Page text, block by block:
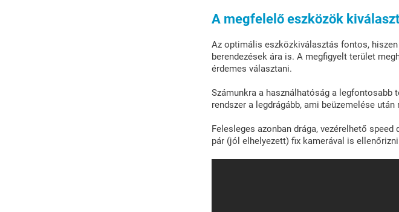
A megfelelő eszközök
Az optimális eszközkiválasztás fontos,
berendezések ára is. A megfigyelt terület
érdemes választani.
Számunkra a használhatóság a legfontosabb
rendszer a legdrágább, ami beüzemelése után
Felesleges azonban drága, vezérelhető
pár (jól elhelyezett) fix kamerával is